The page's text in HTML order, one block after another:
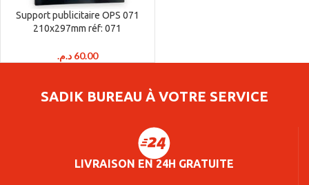
Support publicitaire OPS 071
210x297mm réf: 071
60.00 د.م.
SADIK BUREAU À VOTRE SERVICE
LIVRAISON EN 24H GRATUITE